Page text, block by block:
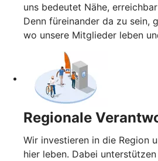
uns bedeutet Nähe,
Denn füreinander da zu sein,
wo unsere Mitglieder leben
Regionale
Wir investieren in die Region
hier leben. Dabei